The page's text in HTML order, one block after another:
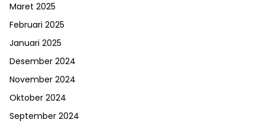
Maret 2025
Februari 2025
Januari 2025
Desember 2024
November 2024
Oktober 2024
September 2024